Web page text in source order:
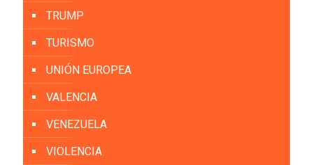
TRUMP
TURISMO
UNIÓN EUROPEA
VALENCIA
VENEZUELA
VIOLENCIA